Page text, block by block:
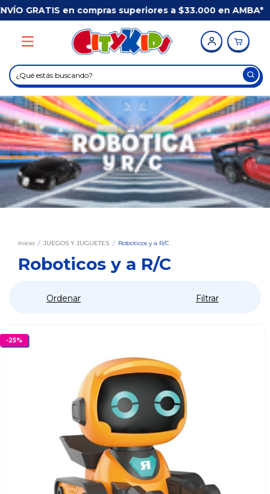
superiores a $33.000 en AMBA* / Comprá ANTES
Inicio / JUEGOS Y JUGUETES / Roboticos y a R/C
Roboticos y a R/C
Ordenar Filtrar
-25%